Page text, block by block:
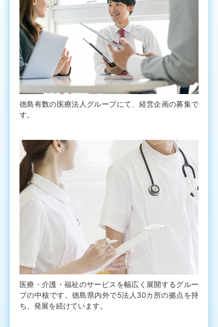
徳島有数の医療法人グループにて、経営企画の募集で
す。
医療・介護・福祉のサービスを幅広く展開するグルー
プの中核です。徳島県内外で5法人30カ所の拠点を持
ち、発展を続けています。